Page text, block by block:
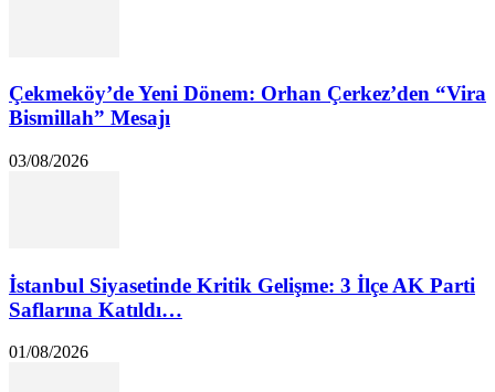
Çekmeköy’de Yeni Dönem: Orhan Çerkez’den “Vira
Bismillah” Mesajı
03/08/2026
İstanbul Siyasetinde Kritik Gelişme: 3 İlçe AK Parti
Saflarına Katıldı…
01/08/2026